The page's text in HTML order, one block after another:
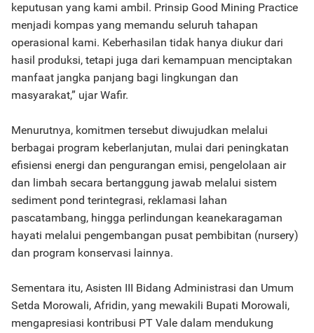
keputusan yang kami ambil. Prinsip Good Mining Practice
menjadi kompas yang memandu seluruh tahapan
operasional kami. Keberhasilan tidak hanya diukur dari
hasil produksi, tetapi juga dari kemampuan menciptakan
manfaat jangka panjang bagi lingkungan dan
masyarakat,” ujar Wafir.
Menurutnya, komitmen tersebut diwujudkan melalui
berbagai program keberlanjutan, mulai dari peningkatan
efisiensi energi dan pengurangan emisi, pengelolaan air
dan limbah secara bertanggung jawab melalui sistem
sediment pond terintegrasi, reklamasi lahan
pascatambang, hingga perlindungan keanekaragaman
hayati melalui pengembangan pusat pembibitan (nursery)
dan program konservasi lainnya.
Sementara itu, Asisten III Bidang Administrasi dan Umum
Setda Morowali, Afridin, yang mewakili Bupati Morowali,
mengapresiasi kontribusi PT Vale dalam mendukung